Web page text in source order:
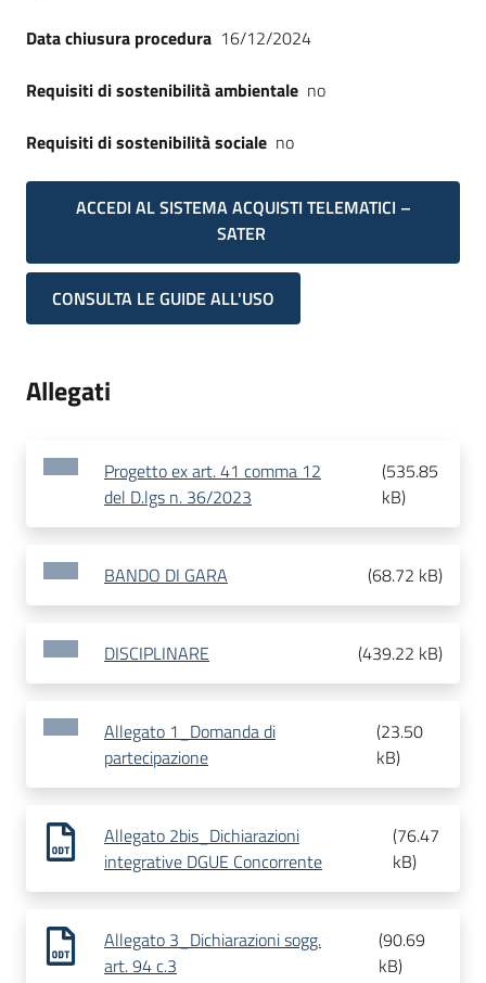
Data chiusura procedura 16/12/2024
Requisiti di sostenibilità ambientale no
Requisiti di sostenibilità sociale no
ACCEDI AL SISTEMA ACQUISTI TELEMATICI –
SATER
CONSULTA LE GUIDE ALL'USO
Allegati
Progetto ex art. 41 comma 12
del D.lgs n. 36/2023
(535.85
kB)
BANDO DI GARA (68.72 kB)
DISCIPLINARE (439.22 kB)
Allegato 1_Domanda di
partecipazione
(23.50
kB)
Allegato 2bis_Dichiarazioni
integrative DGUE Concorrente
(76.47
kB)
Allegato 3_Dichiarazioni sogg.
art. 94 c.3
(90.69
kB)